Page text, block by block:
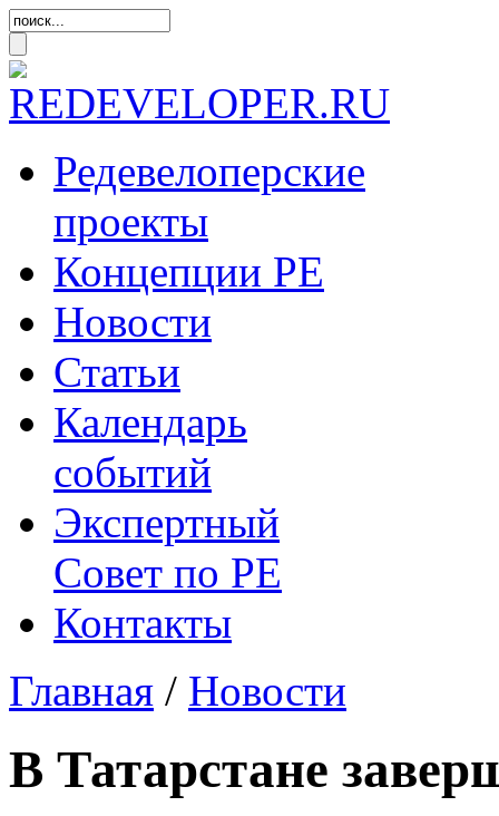
Редевелоперские
проекты
Концепции РЕ
Новости
Статьи
Календарь
событий
Экспертный
Совет по РЕ
Контакты
Главная / Новости
В Татарстане